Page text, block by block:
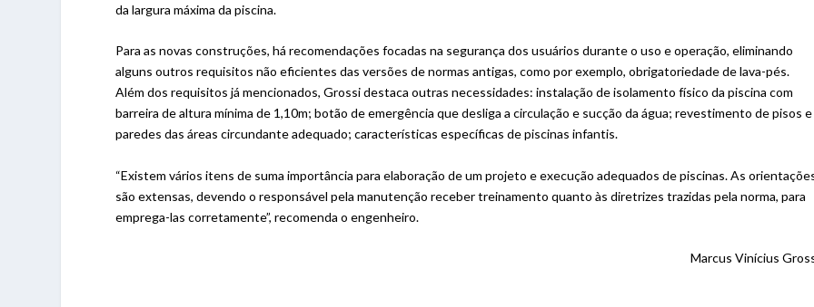
da largura máxima da piscina.
Para as novas construções, há recomendações focadas na segurança dos usuários durante o uso e operação, eliminando
alguns outros requisitos não eficientes das versões de normas antigas, como por exemplo, obrigatoriedade de lava-pés.
Além dos requisitos já mencionados, Grossi destaca outras necessidades: instalação de isolamento físico da piscina com
barreira de altura mínima de 1,10m; botão de emergência que desliga a circulação e sucção da água; revestimento de pisos e
paredes das áreas circundante adequado; características específicas de piscinas infantis.
“Existem vários itens de suma importância para elaboração de um projeto e execução adequados de piscinas. As
são extensas, devendo o responsável pela manutenção receber treinamento quanto às diretrizes trazidas pela norma, para
emprega-las corretamente”, recomenda o engenheiro.
Marcus Vinícius